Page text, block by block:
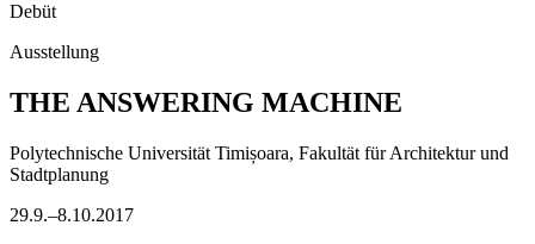
Debüt
Ausstellung
THE ANSWERING MACHINE
Polytechnische Universität Timișoara, Fakultät für Architektur und
Stadtplanung
29.9.–8.10.2017